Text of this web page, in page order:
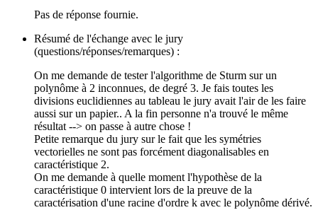
Pas de réponse fournie.
Résumé de l'échange avec le jury
(questions/réponses/remarques) :
On me demande de tester l'algorithme de Sturm sur un
polynôme à 2 inconnues, de degré 3. Je fais toutes les
divisions euclidiennes au tableau le jury avait l'air de les faire
aussi sur un papier.. A la fin personne n'a trouvé le même
résultat --> on passe à autre chose !
Petite remarque du jury sur le fait que les symétries
vectorielles ne sont pas forcément diagonalisables en
caractéristique 2.
On me demande à quelle moment l'hypothèse de la
caractéristique 0 intervient lors de la preuve de la
caractérisation d'une racine d'ordre k avec le polynôme dérivé.